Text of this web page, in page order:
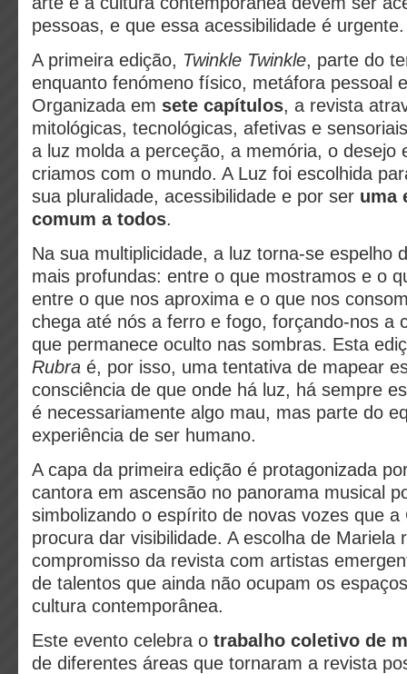
pessoas, e que essa acessibilidade é urgente.
A primeira edição, Twinkle Twinkle, parte do
enquanto fenómeno físico, metáfora pessoal
Organizada em sete capítulos, a revista
mitológicas, tecnológicas, afetivas e
a luz molda a perceção, a memória, o desejo
criamos com o mundo. A Luz foi escolhida
sua pluralidade, acessibilidade e por ser uma
comum a todos.
Na sua multiplicidade, a luz torna-se espelho
mais profundas: entre o que mostramos e o
entre o que nos aproxima e o que nos
chega até nós a ferro e fogo, forçando-nos a
que permanece oculto nas sombras. Esta
Rubra é, por isso, uma tentativa de mapear
consciência de que onde há luz, há sempre
é necessariamente algo mau, mas parte do
experiência de ser humano.
A capa da primeira edição é protagonizada
cantora em ascensão no panorama musical
simbolizando o espírito de novas vozes que a
procura dar visibilidade. A escolha de Mariela
compromisso da revista com artistas
de talentos que ainda não ocupam os
cultura contemporânea.
Este evento celebra o trabalho coletivo de
de diferentes áreas que tornaram a revista